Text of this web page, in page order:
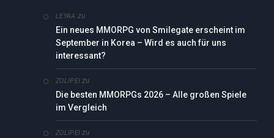
LEYAA zu
Ein neues MMORPG von Smilegate erscheint im
September in Korea – Wird es auch für uns
interessant?
ZOLIPEI zu
Die besten MMORPGs 2026 – Alle großen Spiele
im Vergleich
ZOLIPEI zu